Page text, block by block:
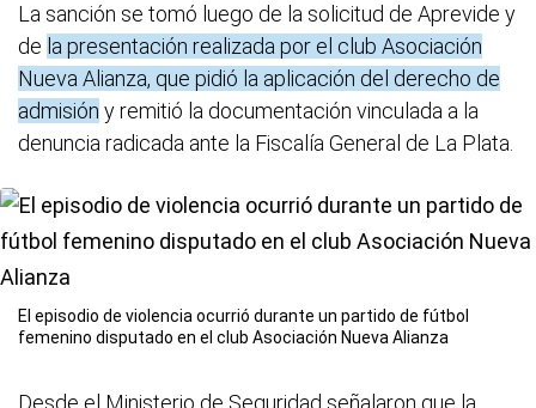
La sanción se tomó luego de la solicitud de Aprevide y
de la presentación realizada por el club Asociación
Nueva Alianza, que pidió la aplicación del derecho de
admisión y remitió la documentación vinculada a la
denuncia radicada ante la Fiscalía General de La Plata.
El episodio de violencia ocurrió durante un partido de fútbol
femenino disputado en el club Asociación Nueva Alianza
Desde el Ministerio de Seguridad señalaron que la